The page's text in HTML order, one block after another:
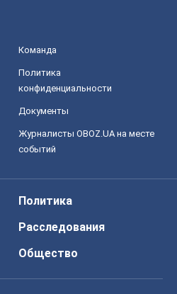
Команда
Политика
конфиденциальности
Документы
Журналисты OBOZ.UA на месте
событий
Политика
Расследования
Общество